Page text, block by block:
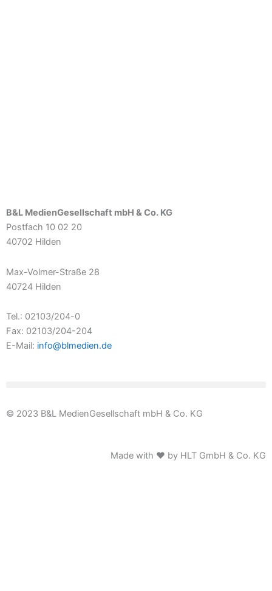
B&L MedienGesellschaft mbH & Co. KG
Postfach 10 02 20
40702 Hilden
Max-Volmer-Straße 28
40724 Hilden
Tel.: 02103/204-0
Fax: 02103/204-204
E-Mail: info@blmedien.de
© 2023 B&L MedienGesellschaft mbH & Co. KG
Made with ♥ by HLT GmbH & Co. KG